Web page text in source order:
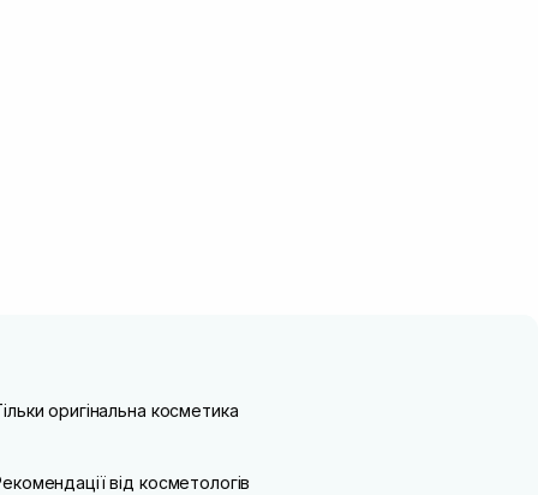
оригінальна косметика
від косметологів